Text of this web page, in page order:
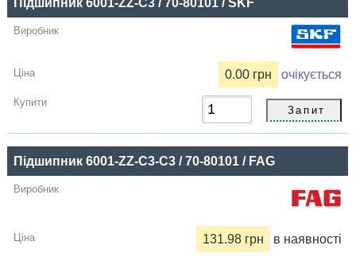
0.00 грн очікується
Підшипник 6001-ZZ-С3-C3 / 70-80101 / FAG
131.98 грн в наявності